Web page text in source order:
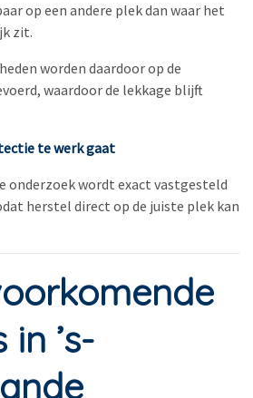
op een andere plek dan waar het
zit.
worden daardoor op de
waardoor de lekkage blijft
te werk gaat
onderzoek wordt exact vastgesteld
herstel direct op de juiste plek kan
’s-